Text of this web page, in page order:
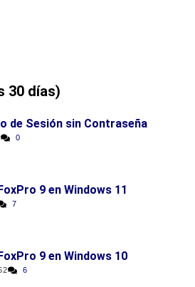
30 días)
de Sesión sin Contraseña
0
9 en Windows 11
7
9 en Windows 10
6